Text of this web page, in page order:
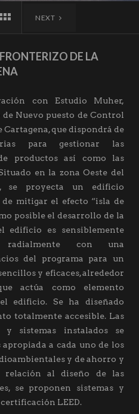
NEXT
DE LA
con Estudio Muher,
Nuevo puesto de Control
Cartagena, que dispondrá de
para gestionar las
productos así como las
en la zona Oeste del
se proyecta un edificio
mitigar el efecto “isla de
posible el desarrollo de la
edificio es sensiblemente
radialmente con una
del programa para un
y eficaces, alrededor
actúa como elemento
edificio. Se ha diseñado
totalmente accesible. Las
y sistemas instalados se
a cada uno de los
y de ahorro y
relación al diseño de las
se proponen sistemas y
LEED.